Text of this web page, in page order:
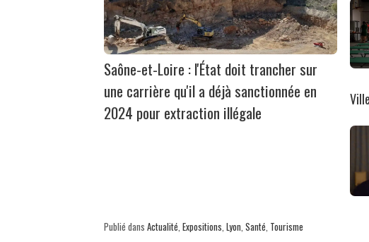
Saône-et-Loire : l'État doit trancher sur
une carrière qu'il a déjà sanctionnée en
2024 pour extraction illégale
Publié dans Actualité, Expositions, Lyon, Santé, Tourisme